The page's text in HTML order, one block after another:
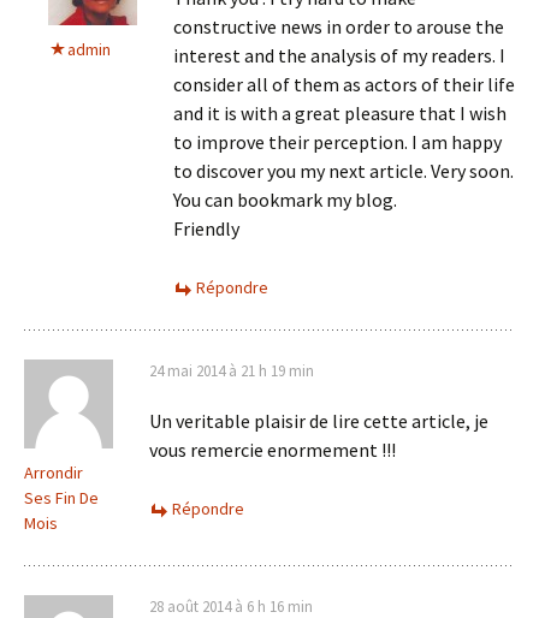
admin
constructive news in order to arouse the
interest and the analysis of my readers. I
consider all of them as actors of their life
and it is with a great pleasure that I wish
to improve their perception. I am happy
to discover you my next article. Very soon.
You can bookmark my blog.
Friendly
Répondre
Arrondir
Ses Fin De
Mois
24 mai 2014 à 21 h 19 min
Un veritable plaisir de lire cette article, je
vous remercie enormement !!!
Répondre
28 août 2014 à 6 h 16 min